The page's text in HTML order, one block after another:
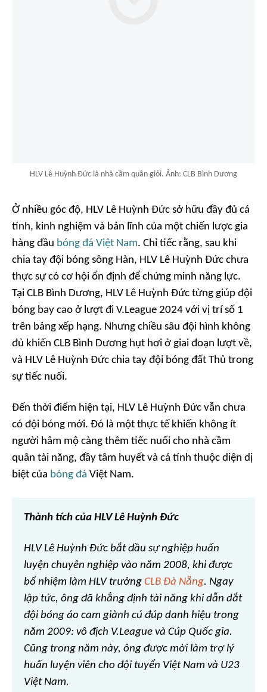
HLV Lê Huỳnh Đức là nhà cầm quân giỏi. Ảnh: CLB Bình Dương
Ở nhiều góc độ, HLV Lê Huỳnh Đức sở hữu đầy đủ cá
tính, kinh nghiệm và bản lĩnh của một chiến lược gia
hàng đầu bóng đá Việt Nam. Chỉ tiếc rằng, sau khi
chia tay đội bóng sông Hàn, HLV Lê Huỳnh Đức chưa
thực sự có cơ hội ổn định để chứng minh năng lực.
Tại CLB Bình Dương, HLV Lê Huỳnh Đức từng giúp đội
bóng bay cao ở lượt đi V.League 2024 với vị trí số 1
trên bảng xếp hạng. Nhưng chiều sâu đội hình không
đủ khiến CLB Bình Dương hụt hơi ở giai đoạn lượt về,
và HLV Lê Huỳnh Đức chia tay đội bóng đất Thủ trong
sự tiếc nuối.
Đến thời điểm hiện tại, HLV Lê Huỳnh Đức vẫn chưa
có đội bóng mới. Đó là một thực tế khiến không ít
người hâm mộ càng thêm tiếc nuối cho nhà cầm
quân tài năng, đầy tâm huyết và cá tính thuộc diện dị
biệt của bóng đá Việt Nam.
Thành tích của HLV Lê Huỳnh Đức
HLV Lê Huỳnh Đức bắt đầu sự nghiệp huấn
luyện chuyên nghiệp vào năm 2008, khi được
bổ nhiệm làm HLV trưởng CLB Đà Nẵng. Ngay
lập tức, ông đã khẳng định tài năng khi dẫn dắt
đội bóng áo cam giành cú đúp danh hiệu trong
năm 2009: vô địch V.League và Cúp Quốc gia.
Cũng trong năm này, ông được mời làm trợ lý
huấn luyện viên cho đội tuyển Việt Nam và U23
Việt Nam.